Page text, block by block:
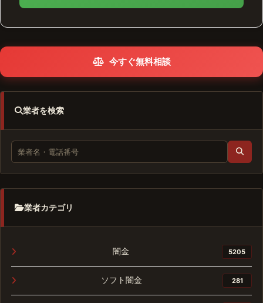
今すぐ無料相談
業者を検索
業者カテゴリ
闇金 5205
ソフト闇金 281